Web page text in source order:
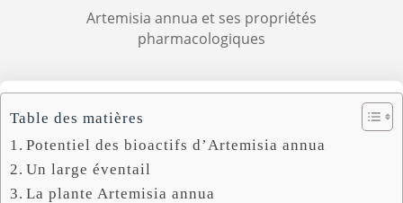
Artemisia annua et ses propriétés
pharmacologiques
Table des matières
Potentiel des bioactifs d’Artemisia annua
Un large éventail
La plante Artemisia annua